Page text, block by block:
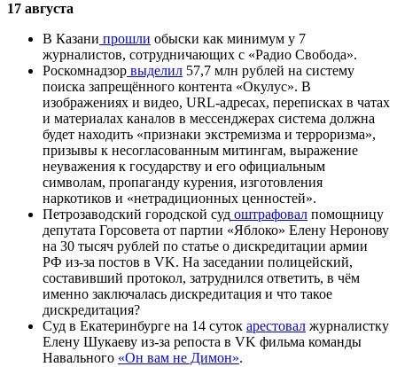
17 августа
В Казани прошли обыски как минимум у 7
журналистов, сотрудничающих с «Радио Свобода».
Роскомнадзор выделил 57,7 млн рублей на систему
поиска запрещённого контента «Окулус». В
изображениях и видео, URL-адресах, переписках в чатах
и материалах каналов в мессенджерах система должна
будет находить «признаки экстремизма и терроризма»,
призывы к несогласованным митингам, выражение
неуважения к государству и его официальным
символам, пропаганду курения, изготовления
наркотиков и «нетрадиционных ценностей».
Петрозаводский городской суд оштрафовал помощницу
депутата Горсовета от партии «Яблоко» Елену Неронову
на 30 тысяч рублей по статье о дискредитации армии
РФ из-за постов в VK. На заседании полицейский,
составивший протокол, затруднился ответить, в чём
именно заключалась дискредитация и что такое
дискредитация?
Суд в Екатеринбурге на 14 суток арестовал журналистку
Елену Шукаеву из-за репоста в VK фильма команды
Навального «Он вам не Димон».